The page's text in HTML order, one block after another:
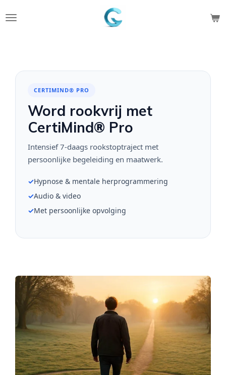
direct
CERTIMIND® PRO
Word rookvrij met
CertiMind® Pro
Intensief 7-daags rookstoptraject met
persoonlijke begeleiding en maatwerk.
✓Hypnose & mentale herprogrammering
✓Audio & video
✓Met persoonlijke opvolging